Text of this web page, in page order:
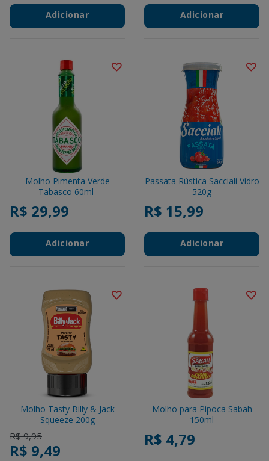
Adicionar Adicionar
Molho Pimenta Verde
Tabasco 60ml
R$ 29,99
Adicionar
Passata Rústica Sacciali Vidro
520g
R$ 15,99
Adicionar
Molho Tasty Billy & Jack
Squeeze 200g
Price reduced from
R$ 9,95to
R$ 9,49
Molho para Pipoca Sabah
150ml
R$ 4,79